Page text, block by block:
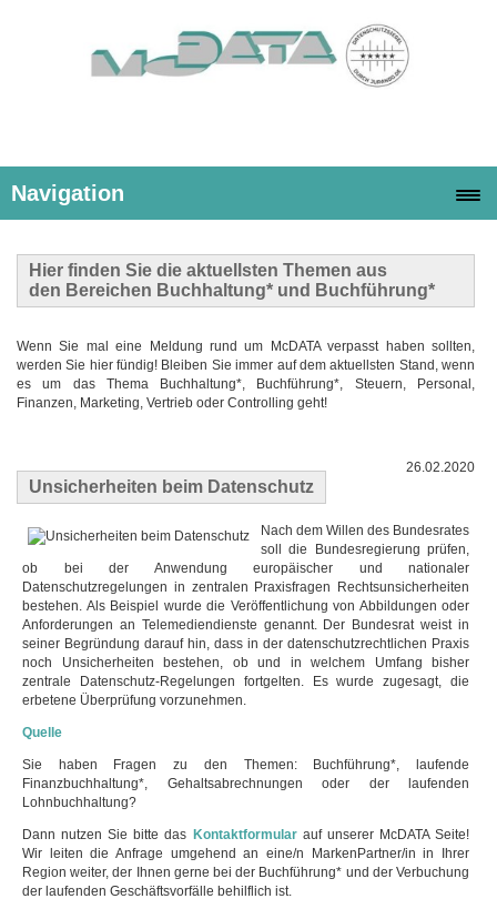
Navigation
Hier finden Sie die aktuellsten Themen aus
den Bereichen Buchhaltung* und Buchführung*
Wenn Sie mal eine Meldung rund um McDATA verpasst haben sollten,
werden Sie hier fündig! Bleiben Sie immer auf dem aktuellsten Stand, wenn
es um das Thema Buchhaltung*, Buchführung*, Steuern, Personal,
Finanzen, Marketing, Vertrieb oder Controlling geht!
Unsicherheiten beim Datenschutz
26.02.2020
Nach dem Willen des Bundesrates
soll die Bundesregierung prüfen,
ob bei der Anwendung europäischer und nationaler
Datenschutzregelungen in zentralen Praxisfragen Rechtsunsicherheiten
bestehen. Als Beispiel wurde die Veröffentlichung von Abbildungen oder
Anforderungen an Telemediendienste genannt. Der Bundesrat weist in
seiner Begründung darauf hin, dass in der datenschutzrechtlichen Praxis
noch Unsicherheiten bestehen, ob und in welchem Umfang bisher
zentrale Datenschutz-Regelungen fortgelten. Es wurde zugesagt, die
erbetene Überprüfung vorzunehmen.
Quelle
Sie haben Fragen zu den Themen: Buchführung*, laufende
Finanzbuchhaltung*, Gehaltsabrechnungen oder der laufenden
Lohnbuchhaltung?
Dann nutzen Sie bitte das Kontaktformularauf unserer McDATA Seite!
Wir leiten die Anfrage umgehend an eine/n MarkenPartner/in in Ihrer
Region weiter, der Ihnen gerne bei der Buchführung* und der Verbuchung
der laufenden Geschäftsvorfälle behilflich ist.